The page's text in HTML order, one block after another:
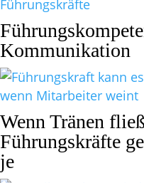
Kommunikation
Wenn Tränen
Führungskräfte
je